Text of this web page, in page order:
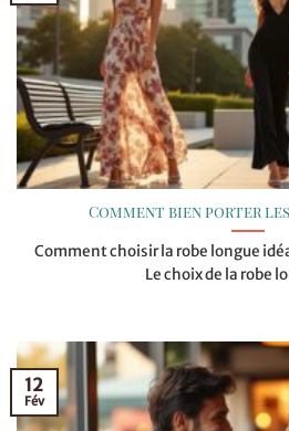
Comment bien porter
Comment choisir la robe longue
Le choix de la robe
12
Fév